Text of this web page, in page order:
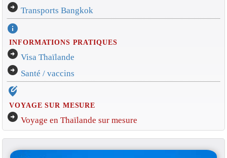
arrow_circle_right Transports Bangkok
info
INFORMATIONS PRATIQUES
arrow_circle_right Visa Thaïlande
arrow_circle_right Santé / vaccins
edit_location_alt
VOYAGE SUR MESURE
arrow_circle_right Voyage en Thaïlande sur mesure